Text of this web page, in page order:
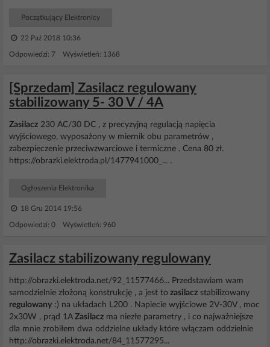
Początkujący Elektronicy
22 Paź 2018 10:36
Odpowiedzi: 7 Wyświetleń: 1368
[Sprzedam] Zasilacz regulowany
stabilizowany 5- 30 V / 4A
Zasilacz 230 AC/30 DC , z precyzyjną regulacją napięcia
wyjściowego, wyposażony w miernik obu parametrów ,
zabezpieczenie przeciwzwarciowe i termiczne . Cena 80 zł.
https://obrazki.elektroda.pl/1477941000_... .
Ogłoszenia Elektronika
18 Gru 2014 19:56
Odpowiedzi: 0 Wyświetleń: 960
Zasilacz stabilizowany regulowany
http://obrazki.elektroda.net/92_11577466... Przedstawiam wam
samodzielnie złożoną konstrukcję , a jest to zasilacz stabilizowany
regulowany :) na układach L200 . Napiecie wyjściowe 2V-30V , moc
2x30W , prąd 1A Zasilacz ma niezłe parametry , i co najważniejsze
dla mnie zrobiłem dwa oddzielne układy które włączam oddzielnie
http://obrazki.elektroda.net/84_11577295...